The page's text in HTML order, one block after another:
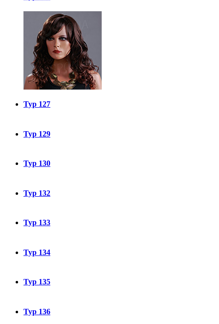
Typ 127
Typ 129
Typ 130
Typ 132
Typ 133
Typ 134
Typ 135
Typ 136